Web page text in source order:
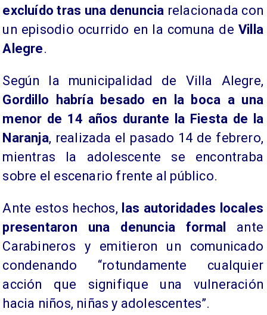
excluído tras una denuncia relacionada con
un episodio ocurrido en la comuna de Villa
Alegre.
Según la municipalidad de Villa Alegre,
Gordillo habría besado en la boca a una
menor de 14 años durante la Fiesta de la
Naranja, realizada el pasado 14 de febrero,
mientras la adolescente se encontraba
sobre el escenario frente al público.
Ante estos hechos, las autoridades locales
presentaron una denuncia formal
ante
Carabineros y emitieron un comunicado
condenando “rotundamente cualquier
acción que signifique una vulneración
hacia niños, niñas y adolescentes”.